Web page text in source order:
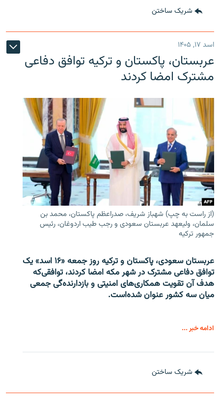
شریک ساختن
اسد ۱۷, ۱۴۰۵
عربستان، پاکستان و ترکیه توافق دفاعی
مشترک امضا کردند
(از راست به چپ) شهباز شریف، صدراعظم پاکستان، محمد بن
سلمان، ولیعهد عربستان سعودی و رجب طیب اردوغان، رئیس
جمهور ترکیه
عربستان سعودی، پاکستان و ترکیه روز جمعه «۱۶ اسد» یک
توافق دفاعی مشترک در شهر مکه امضا کردند، توافقی‌که
هدف آن تقویت همکاری‌های امنیتی و بازدارنده‌گی جمعی
میان سه کشور عنوان شده‌است.
ادامه خبر ...
شریک ساختن